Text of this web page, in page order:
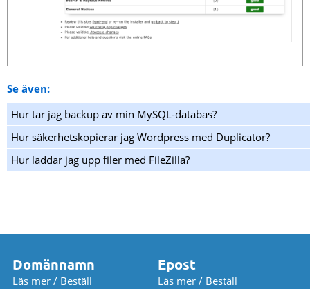
Se även:
Hur tar jag backup av min MySQL-databas?
Hur säkerhetskopierar jag Wordpress med Duplicator?
Hur laddar jag upp filer med FileZilla?
Domännamn
Läs mer / Beställ
Epost
Läs mer / Beställ